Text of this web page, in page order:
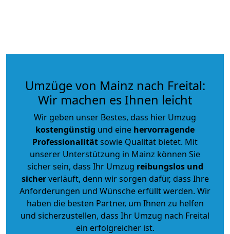
Umzüge von Mainz nach Freital:
Wir machen es Ihnen leicht
Wir geben unser Bestes, dass hier Umzug
kostengünstig und eine hervorragende
Professionalitätsowie Qualität bietet. Mit
unserer Unterstützung in Mainz können Sie
sicher sein, dass Ihr Umzug reibungslos und
sicherverläuft, denn wir sorgen dafür, dass Ihre
Anforderungen und Wünsche erfüllt werden. Wir
haben die besten Partner, um Ihnen zu helfen
und sicherzustellen, dass Ihr Umzug nach Freital
ein erfolgreicher ist.